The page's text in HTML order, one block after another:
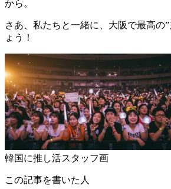
から。
さあ、私たちと一緒に、大阪で最高の
ょう！
韓国に推し活スタッフ画
この記事を書いた人